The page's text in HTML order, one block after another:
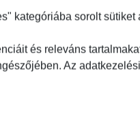
Útjellemző
Adventi út
kategóriába sorolt sütiket
és releváns
Az adatkezelési